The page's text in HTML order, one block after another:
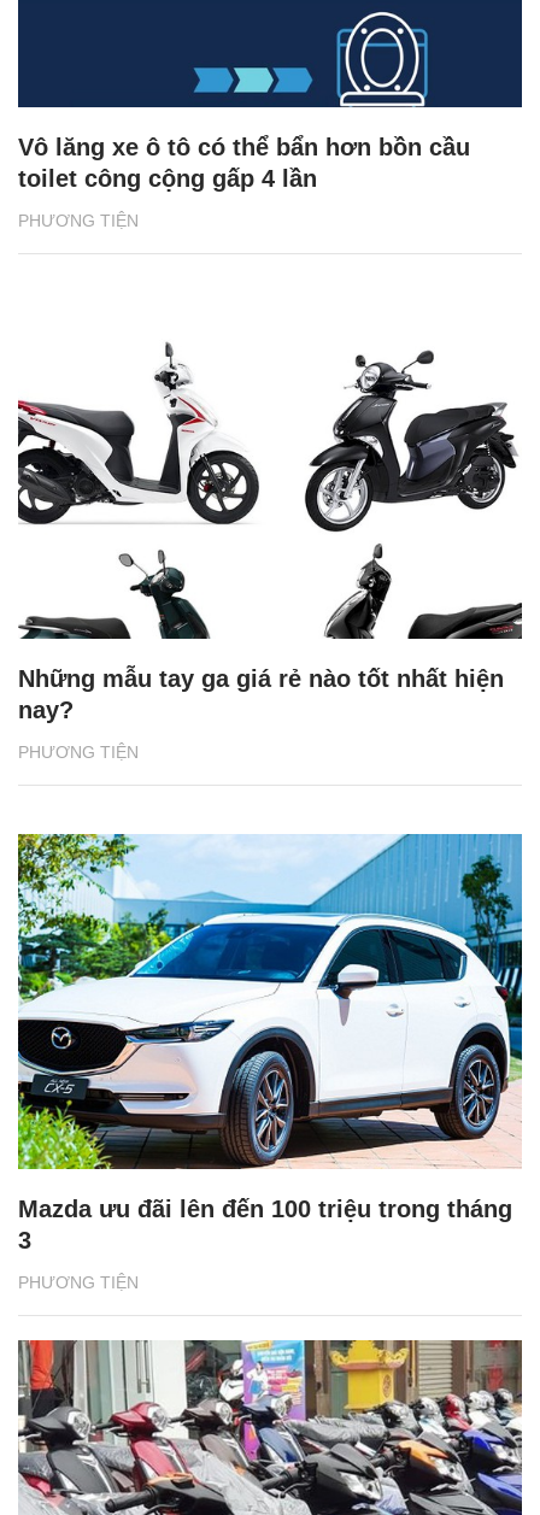
PHƯƠNG TIỆN
Vô lăng xe ô tô có thể bẩn hơn bồn cầu
toilet công cộng gấp 4 lần
PHƯƠNG TIỆN
Những mẫu tay ga giá rẻ nào tốt nhất hiện
nay?
PHƯƠNG TIỆN
Mazda ưu đãi lên đến 100 triệu trong tháng
3